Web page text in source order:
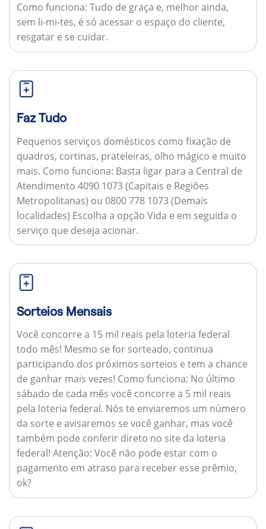
Como funciona: Tudo de graça e, melhor ainda,
sem li-mi-tes, é só acessar o espaço do cliente,
resgatar e se cuidar.
Faz Tudo
Pequenos serviços domésticos como fixação de
quadros, cortinas, prateleiras, olho mágico e muito
mais. Como funciona: Basta ligar para a Central de
Atendimento 4090 1073 (Capitais e Regiões
Metropolitanas) ou 0800 778 1073 (Demais
localidades) Escolha a opção Vida e em seguida o
serviço que deseja acionar.
Sorteios Mensais
Você concorre a 15 mil reais pela loteria federal
todo mês! Mesmo se for sorteado, continua
participando dos próximos sorteios e tem a chance
de ganhar mais vezes! Como funciona: No último
sábado de cada mês você concorre a 5 mil reais
pela loteria federal. Nós te enviaremos um número
da sorte e avisaremos se você ganhar, mas você
também pode conferir direto no site da loteria
federal! Atenção: Você não pode estar com o
pagamento em atraso para receber esse prêmio,
ok?